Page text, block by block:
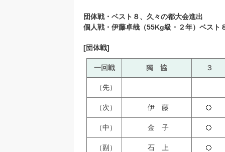
団体戦・ベスト８、久々の都大会進出
個人戦・伊藤卓哉（55Kg級・２年）ベスト
[団体戦]
一回戦 獨 協 ３
（先）
（次） 伊 藤
（中） 金 子
（副） 石 上